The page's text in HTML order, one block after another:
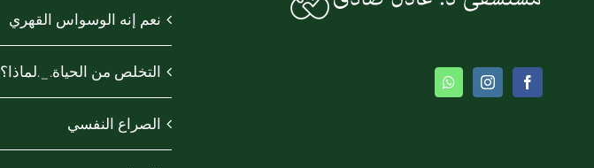
نعم إنه الوسواس القهري
التخلص من الحياة._.لماذا؟
الصراع النفسي